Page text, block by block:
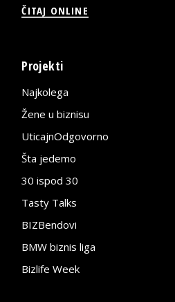
ČITAJ ONLINE
Projekti
Najkolega
Žene u biznisu
UticajnOdgovorno
Šta jedemo
30 ispod 30
Tasty Talks
BIZBendovi
BMW biznis liga
Bizlife Week